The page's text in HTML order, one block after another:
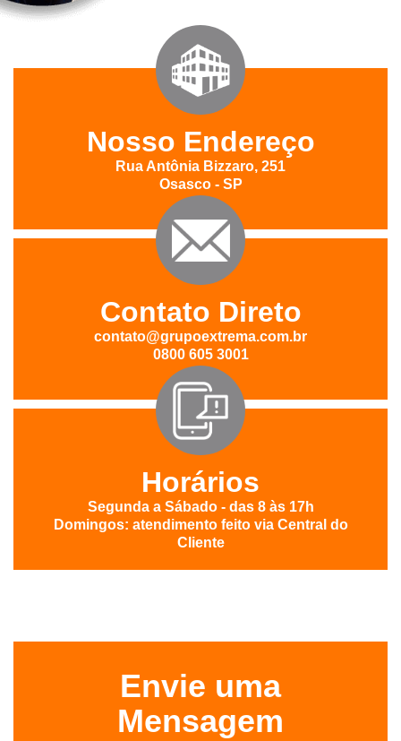
Nosso Endereço
Rua Antônia Bizzaro, 251
Osasco - SP
Contato Direto
contato@grupoextrema.com.br
0800 605 3001
Horários
Segunda a Sábado - das 8 às 17h
Domingos: atendimento feito via Central do
Cliente
Envie uma
Mensagem